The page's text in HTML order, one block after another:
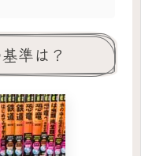
準は？